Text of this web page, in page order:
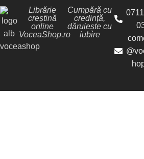
Librărie
creștină
online
VoceaShop.ro
Cumpără cu
credință,
dăruiește cu
iubire